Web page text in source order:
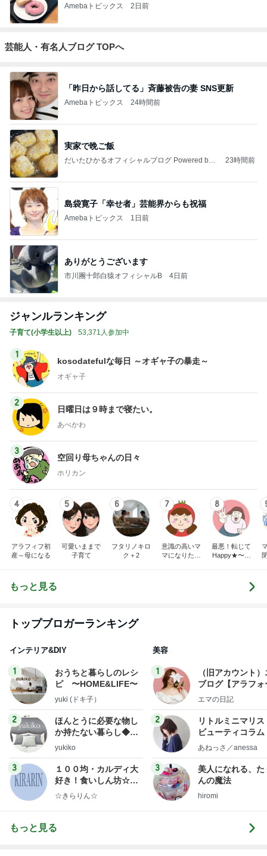
Amebaトピックス 2日前
芸能人・有名人ブログ TOPへ
「昨日から話してる」斉藤被告の妻 SNS更新
Amebaトピックス 24時間前
実家で晩ご飯
だいたひかるオフィシャルブログ Powered by
23時間前
島袋寛子「幸せ者」芸能界からも祝福
Amebaトピックス 1日前
ありがとうございます
市川團十郎白猿オフィシャルB 4日前
ジャンルランキング
子育て(小学生以上) 53,371人参加中
1
kosodatefulな毎日 ～オギャ子の暴走～
オギャ子
2
日曜日は９時まで寝たい。
あべかわ
3
空回り母ちゃんの日々
ホリカン
4
アラフィフ初
産～母になる
5
可愛いままで
子育て
6
フタリノキロ
ク＋2
7
意識の高いマ
マになりたか
8
最悪！転じて
Happy★〜タ
くじり帳」〜
もっと見る
トップブロガーランキング
インテリア&DIY
1
おうちと暮らしのレシ
ピ 〜HOME&LIFE〜
yuki (ドキ子）
2
ほんとうに必要な物し
か持たない暮らし◆Ke
ep Life Simple◆〜イ
yukiko
3
１００均・カルディ大
好き！食いしん坊☆き
らりん☆のブログ
☆きらりん☆
美容
1
（旧アカウント
ブログ【アラフォ
社売却セカンドラ
エマの日記
2
リトルミニマリス
ビューティコラ
little
あねっさ／anessa
3
美人になれる、た
んの魔法
hiromi
もっと見る